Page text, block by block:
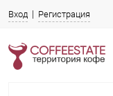
Вход Регистрация